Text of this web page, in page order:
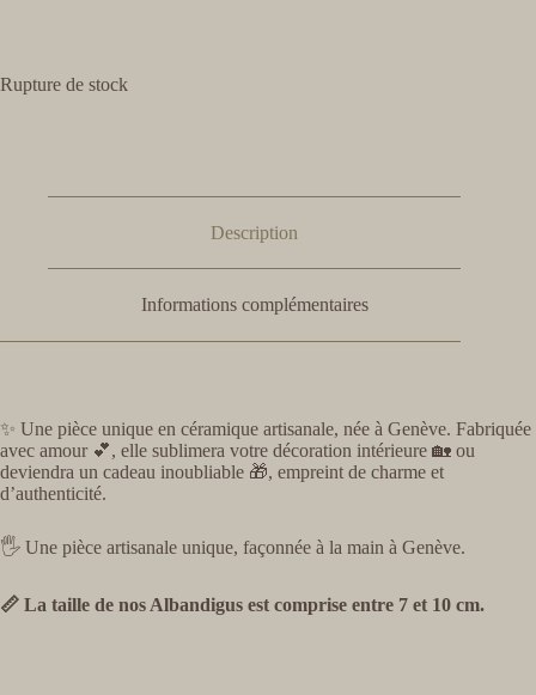
Rupture de stock
Description
Informations complémentaires
✨ Une pièce unique en céramique artisanale, née à Genève. Fabriquée
avec amour 💕, elle sublimera votre décoration intérieure 🏡 ou
deviendra un cadeau inoubliable 🎁, empreint de charme et
d’authenticité.
🖐️ Une pièce artisanale unique, façonnée à la main à Genève.
📏 La taille de nos Albandigus est comprise entre 7 et 10 cm.